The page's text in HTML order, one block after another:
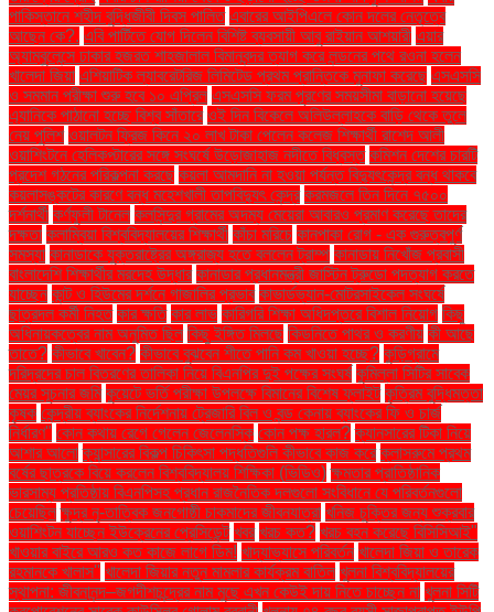
পাকিস্তানে শহীদ বুদ্ধিজীবী দিবস পালিত এবারের আইপিএলে কোন দলের নেতৃত্বে
আছেন কে?. এবি পার্টিতে যোগ দিলেন বিশিষ্ট ব্যবসায়ী আবু রাইয়ান আশয়ারী এয়ার
অ্যাম্বুলেন্সে ঢাকার হজরত শাহজালাল বিমানবন্দর ত্যাগ করে লন্ডনের পথে রওনা হলেন
খালেদা জিয়া এশিয়াটিক ল্যাবরেটরিজ লিমিটেড প্রথম প্রান্তিকে মুনাফা করেছে এসএসসি
ও সমমান পরীক্ষা শুরু হবে ১০ এপ্রিল এসএসসি ফরম পূরণের সময়সীমা বাড়ানো হয়েছে
এ্যানিকে পাঠানো হচ্ছে বিশ্ব সাঁতারে ওই দিন বিকেলে অলিউল্লাহকে বাড়ি থেকে তুলে
নেয় পুলিশ ওয়ালটন ফ্রিজ কিনে ২০ লাখ টাকা পেলেন কলেজ শিক্ষার্থী রাশেদ আলী
ওয়াশিংটনে হেলিকপ্টারের সঙ্গে সংঘর্ষে উড়োজাহাজ নদীতে বিধ্বস্ত কমিশন দেশের চারটি
প্রদেশ গঠনের পরিকল্পনা করছে কয়লা আমদানি না হওয়া পর্যন্ত বিদ্যুৎকেন্দ্র বন্ধ থাকবে
কয়লাসঙ্কটের কারণে বন্ধ মহেশখালী তাপবিদ্যুৎ কেন্দ্র করমজলে তিন দিনে ৭৫০০
দর্শনার্থী কর্ণফুলী টানেল কলসিন্দুর গ্রামের অদম্য মেয়েরা আবারও প্রমাণ করেছে তাদের
দক্ষতা কলাম্বিয়া বিশ্ববিদ্যালয়ের শিক্ষার্থী কাঁচা মরিচে কানপাকা রোগ - এক গুরুত্বপুর্ণ
সমস্যা কানাডাকে যুক্তরাষ্ট্রের অঙ্গরাজ্য হতে বললেন ট্রাম্প কানাডায় নিখোঁজ প্রবাসী
বাংলাদেশি শিক্ষার্থীর মরদেহ উদ্ধার কানাডার প্রধানমন্ত্রী জাস্টিন ট্রুডো পদত্যাগ করতে
যাচ্ছেন কান্ট ও হিউমের দর্শনে গাজালির প্রভাব কাভার্ডভ্যান-মোটরসাইকেল সংঘর্ষে
ছাত্রদল কর্মী নিহত কার ক্ষতি কার লাভ কারিগরি শিক্ষা অধিদপ্তরে বিশাল নিয়োগ কিছু
অধিনায়কত্বের নাম অনুমিত ছিল কিছু ইঙ্গিত মিলছে কিডনিতে পাথর ও করণীয় কী আছে
তাতে? কীভাবে খাবেন? কীভাবে বুঝবেন শীতে পানি কম খাওয়া হচ্ছে? কুড়িগ্রামে
দরিদ্রদের চাল বিতরণের তালিকা নিয়ে বিএনপির দুই পক্ষের সংঘর্ষ কুমিল্লা সিটির সাবেক
মেয়র সূচনার জমি কুয়েটে ভর্তি পরীক্ষা উপলক্ষে বিমানের বিশেষ ফ্লাইট কৃত্রিম বুদ্ধিমত্তা
কৃষক কেন্দ্রীয় ব্যাংকের নির্দেশনায় ট্রেজারি বিল ও বন্ড কেনায় ব্যাংকের ফি ও চার্জ
নির্ধারণ" কোন কথায় রেগে গেলেন জেলেনস্কি কোন পক্ষ হারল? ক্যানসারের টিকা নিয়ে
আশার আলো ক্যান্সারের বিকল্প চিকিৎসা পদ্ধতিগুলি কীভাবে কাজ করে ক্লাসরুমে প্রথম
বর্ষের ছাত্রকে বিয়ে করলেন বিশ্ববিদ্যালয় শিক্ষিকা (ভিডিও) ক্ষমতার প্রাতিষ্ঠানিক
ভারসাম্য প্রতিষ্ঠায় বিএনপিসহ প্রধান রাজনৈতিক দলগুলো সংবিধানে যে পরিবর্তনগুলো
চেয়েছিল ক্ষুদ্র নৃ-তাত্বিক জনগোষ্ঠী চাকমাদের জীবনযাত্রা খনিজ চুক্তির জন্য শুক্রবার
ওয়াশিংটন যাচ্ছেন ইউক্রেনের প্রেসিডেন্ট খবর খরচ কত? খরচ বহন করেছে বিসিসিআই"
খাওয়ার বাইরে আরও কত কাজে লাগে ডিম! খাদ্যাভ্যাসে পরিবর্তন খালেদা জিয়া ও তারেক
রহমানকে খালাস'' খালেদা জিয়ার নতুন মামলার কার্যক্রম বাতিল খুলনা বিশ্ববিদ্যালয়ের
স্থাপনা: জীবনানন্দ–জগদীশচন্দ্রের নাম মুছে এখন কেউই দায় নিতে চাচ্ছেন না খুলনা সিটি